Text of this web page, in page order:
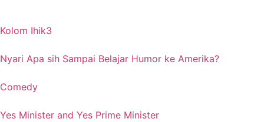
Kolom Ihik3
Nyari Apa sih Sampai Belajar Humor ke Amerika?
Comedy
Yes Minister and Yes Prime Minister